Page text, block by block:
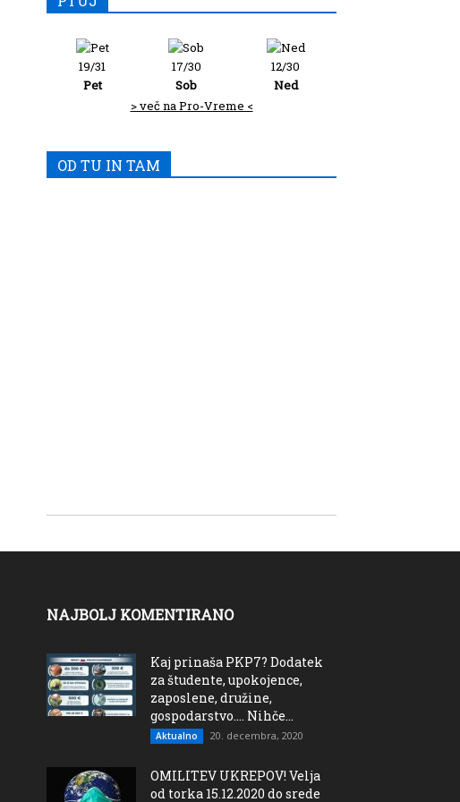
19/31
Pet
17/30
Sob
12/30
Ned
> več na Pro-Vreme <
OD TU IN TAM
NAJBOLJ KOMENTIRANO
Kaj prinaša PKP7? Dodatek
za študente, upokojence,
zaposlene, družine,
gospodarstvo…. Nihče...
Aktualno 20. decembra, 2020
OMILITEV UKREPOV! Velja
od torka 15.12.2020 do srede